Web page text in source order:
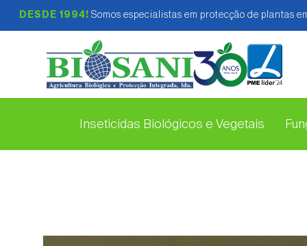
DESDE 1994! Somos especialistas em protecção de plantas
Inseticidas Biológicos e Vegetais